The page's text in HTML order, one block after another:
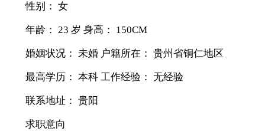
性别： 女
年龄： 23 岁 身高： 150CM
婚姻状况： 未婚 户籍所在： 贵州省铜仁地区
最高学历： 本科 工作经验： 无经验
联系地址： 贵阳
求职意向